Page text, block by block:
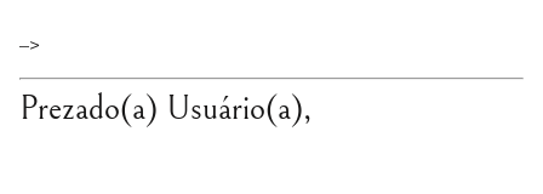
–>
Prezado(a) Usuário(a),